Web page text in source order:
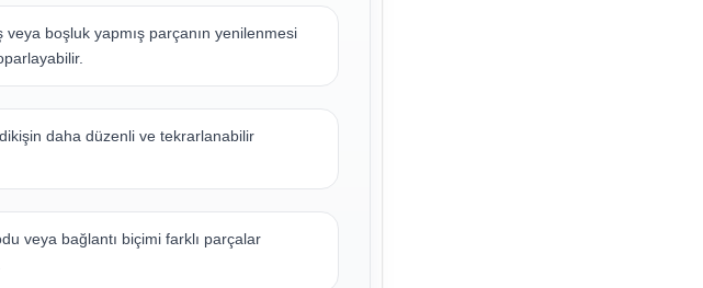
veya boşluk yapmış parçanın yenilenmesi
daha düzenli ve tekrarlanabilir
veya bağlantı biçimi farklı parçalar